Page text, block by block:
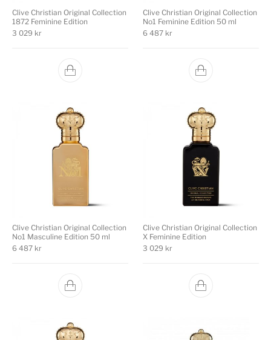
Clive Christian Original Collection
1872 Feminine Edition
3 029 kr
Clive Christian Original Collection
No1 Feminine Edition 50 ml
6 487 kr
Clive Christian Original Collection
No1 Masculine Edition 50 ml
6 487 kr
Clive Christian Original Collection
X Feminine Edition
3 029 kr